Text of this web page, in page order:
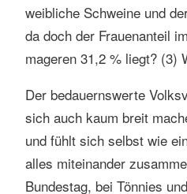
weibliche Schweine und
da doch der Frauenanteil
mageren 31,2 % liegt? (3)
Der bedauernswerte
sich auch kaum breit
und fühlt sich selbst wie
alles miteinander
Bundestag, bei Tönnies